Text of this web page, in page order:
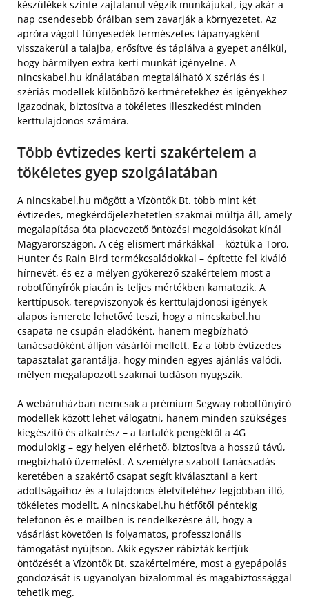
készülékek szinte zajtalanul végzik munkájukat, így akár a
nap csendesebb óráiban sem zavarják a környezetet. Az
apróra vágott fűnyesedék természetes tápanyagként
visszakerül a talajba, erősítve és táplálva a gyepet anélkül,
hogy bármilyen extra kerti munkát igényelne. A
nincskabel.hu kínálatában megtalálható X szériás és I
szériás modellek különböző kertméretekhez és igényekhez
igazodnak, biztosítva a tökéletes illeszkedést minden
kerttulajdonos számára.
Több évtizedes kerti szakértelem a
tökéletes gyep szolgálatában
A nincskabel.hu mögött a Vízöntők Bt. több mint két
évtizedes, megkérdőjelezhetetlen szakmai múltja áll, amely
megalapítása óta piacvezető öntözési megoldásokat kínál
Magyarországon. A cég elismert márkákkal – köztük a Toro,
Hunter és Rain Bird termékcsaládokkal – építette fel kiváló
hírnevét, és ez a mélyen gyökerező szakértelem most a
robotfűnyírók piacán is teljes mértékben kamatozik. A
kerttípusok, terepviszonyok és kerttulajdonosi igények
alapos ismerete lehetővé teszi, hogy a nincskabel.hu
csapata ne csupán eladóként, hanem megbízható
tanácsadóként álljon vásárlói mellett. Ez a több évtizedes
tapasztalat garantálja, hogy minden egyes ajánlás valódi,
mélyen megalapozott szakmai tudáson nyugszik.
A webáruházban nemcsak a prémium Segway robotfűnyíró
modellek között lehet válogatni, hanem minden szükséges
kiegészítő és alkatrész – a tartalék pengéktől a 4G
modulokig – egy helyen elérhető, biztosítva a hosszú távú,
megbízható üzemelést. A személyre szabott tanácsadás
keretében a szakértő csapat segít kiválasztani a kert
adottságaihoz és a tulajdonos életviteléhez legjobban illő,
tökéletes modellt. A nincskabel.hu hétfőtől péntekig
telefonon és e-mailben is rendelkezésre áll, hogy a
vásárlást követően is folyamatos, professzionális
támogatást nyújtson. Akik egyszer rábízták kertjük
öntözését a Vízöntők Bt. szakértelmére, most a gyepápolás
gondozását is ugyanolyan bizalommal és magabiztossággal
tehetik meg.